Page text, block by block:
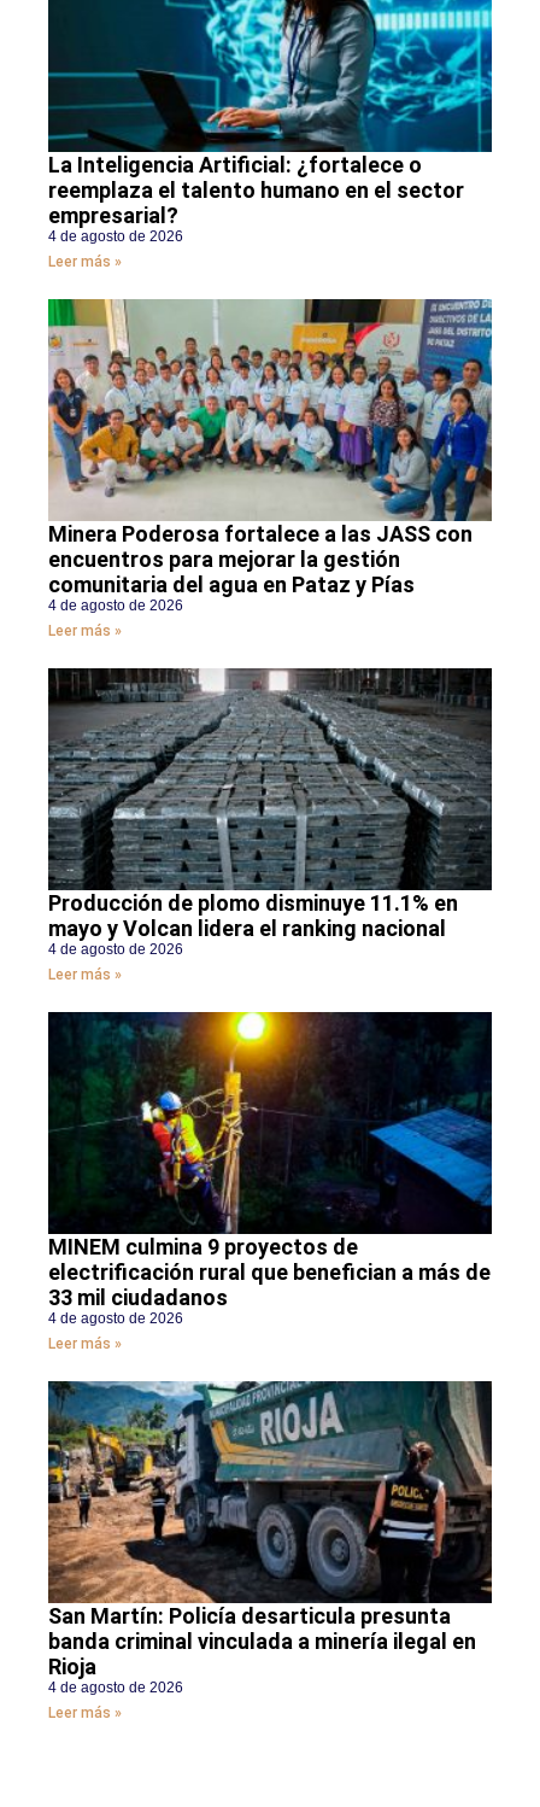
La Inteligencia Artificial: ¿fortalece o
reemplaza el talento humano en el sector
empresarial?
4 de agosto de 2026
Leer más »
Minera Poderosa fortalece a las JASS con
encuentros para mejorar la gestión
comunitaria del agua en Pataz y Pías
4 de agosto de 2026
Leer más »
Producción de plomo disminuye 11.1% en
mayo y Volcan lidera el ranking nacional
4 de agosto de 2026
Leer más »
MINEM culmina 9 proyectos de
electrificación rural que benefician a más de
33 mil ciudadanos
4 de agosto de 2026
Leer más »
San Martín: Policía desarticula presunta
banda criminal vinculada a minería ilegal en
Rioja
4 de agosto de 2026
Leer más »